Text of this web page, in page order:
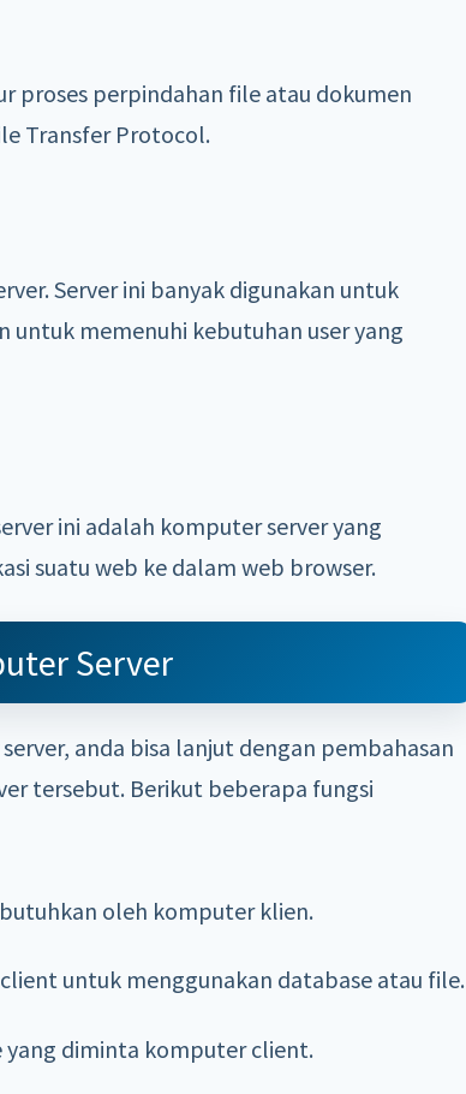
proses perpindahan file atau dokumen
Transfer Protocol.
Server ini banyak digunakan untuk
memenuhi kebutuhan user yang
ini adalah komputer server yang
suatu web ke dalam web browser.
Server
anda bisa lanjut dengan pembahasan
tersebut. Berikut beberapa fungsi
oleh komputer klien.
untuk menggunakan database atau file.
diminta komputer client.